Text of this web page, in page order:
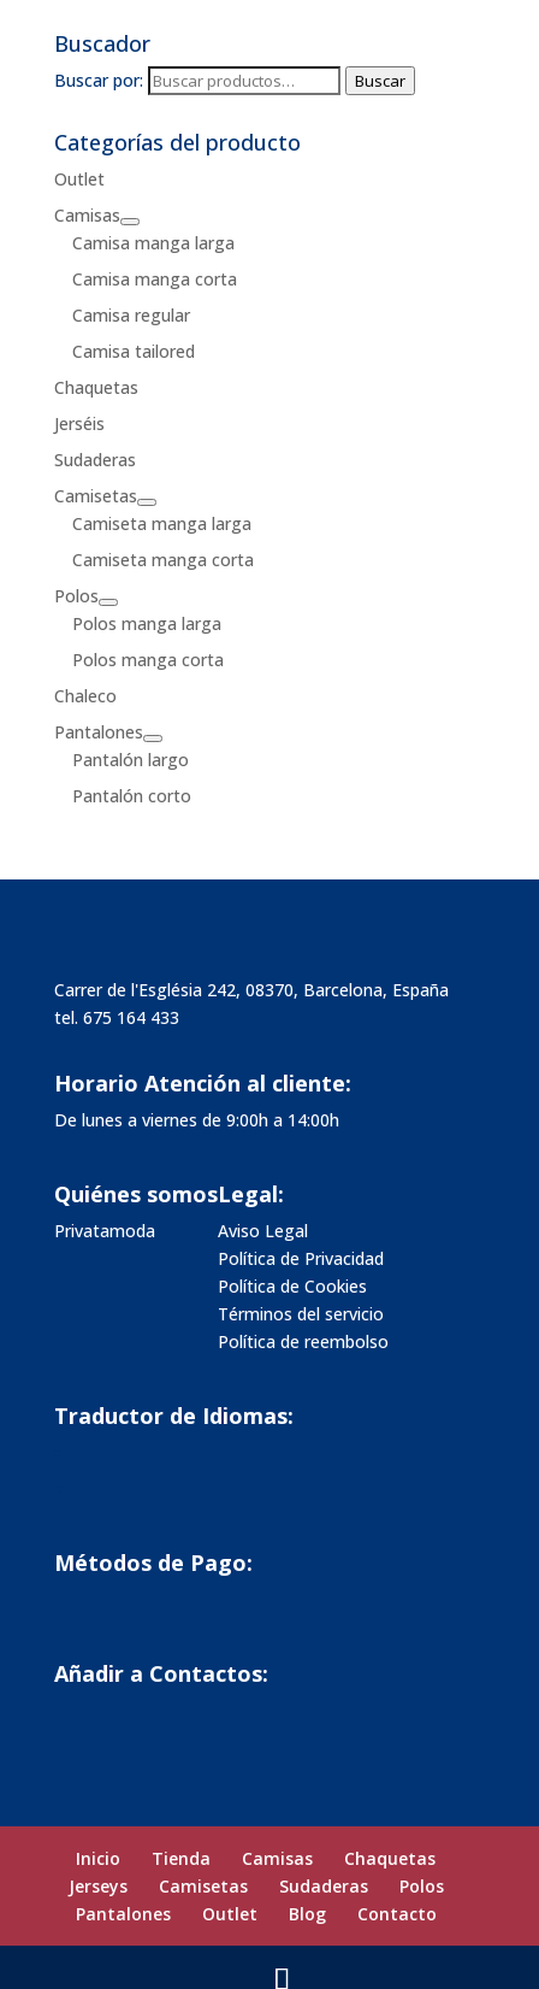
Buscador
Buscar por: Buscar
Categorías del producto
Outlet
Camisas
Camisa manga larga
Camisa manga corta
Camisa regular
Camisa tailored
Chaquetas
Jerséis
Sudaderas
Camisetas
Camiseta manga larga
Camiseta manga corta
Polos
Polos manga larga
Polos manga corta
Chaleco
Pantalones
Pantalón largo
Pantalón corto
Carrer de l'Església 242, 08370, Barcelona, España
tel. 675 164 433
Horario Atención al cliente:
De lunes a viernes de 9:00h a 14:00h
Quiénes somos
Privatamoda
Legal:
Aviso Legal
Política de Privacidad
Política de Cookies
Términos del servicio
Política de reembolso
Traductor de Idiomas:
Métodos de Pago:
Añadir a Contactos:
Inicio Tienda Camisas
Chaquetas
Jerseys
Camisetas Sudaderas
Polos
Pantalones
Outlet Blog Contacto